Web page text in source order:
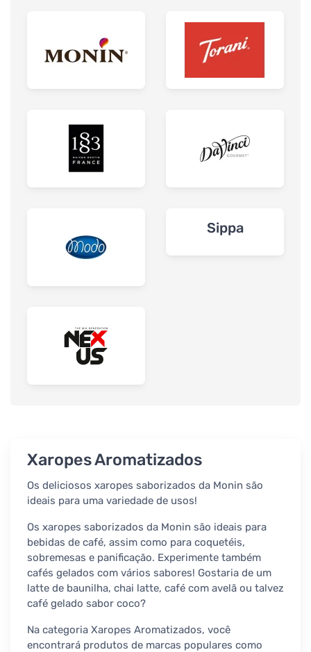
Sippa
Xaropes Aromatizados
Os deliciosos xaropes saborizados da Monin são
ideais para uma variedade de usos!
Os xaropes saborizados da Monin são ideais para
bebidas de café, assim como para coquetéis,
sobremesas e panificação. Experimente também
cafés gelados com vários sabores! Gostaria de um
latte de baunilha, chai latte, café com avelã ou talvez
café gelado sabor coco?
Na categoria Xaropes Aromatizados, você
encontrará produtos de marcas populares como